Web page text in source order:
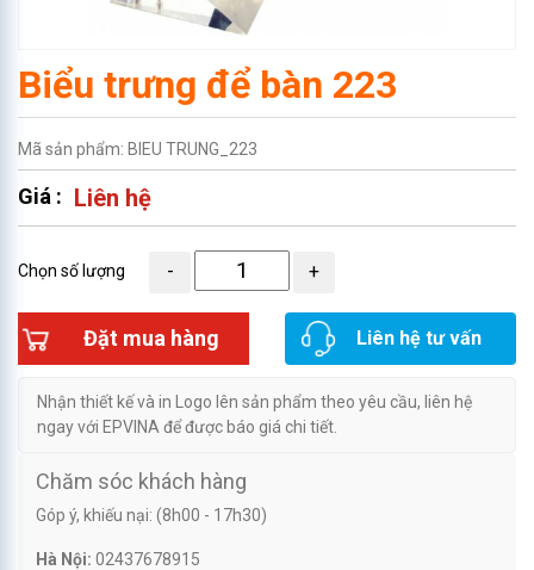
Biểu trưng để bàn 223
Mã sản phẩm: BIEU TRUNG_223
Giá : Liên hệ
Chọn số lượng
Đặt mua hàng Liên hệ tư vấn
Nhận thiết kế và in Logo lên sản phẩm theo yêu cầu, liên hệ
ngay với EPVINA để được báo giá chi tiết.
Chăm sóc khách hàng
Góp ý, khiếu nại: (8h00 - 17h30)
Hà Nội: 02437678915